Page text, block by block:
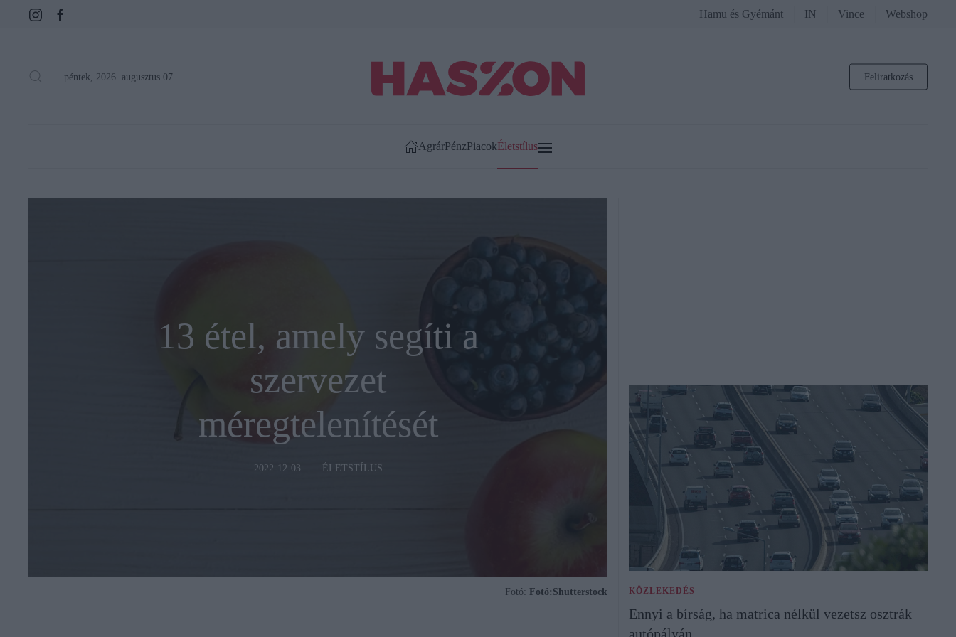
Hamu és Gyémánt IN Vince Webshop
péntek, 2026. augusztus 07. Feliratkozás
AgrárPénzPiacokÉletstílus
13 étel, amely segíti a
szervezet
méregtelenítését
2022-12-03 ÉLETSTÍLUS
Fotó: Fotó:Shutterstock KÖZLEKEDÉS
Ennyi a bírság, ha matrica nélkül vezetsz osztrák
autópályán